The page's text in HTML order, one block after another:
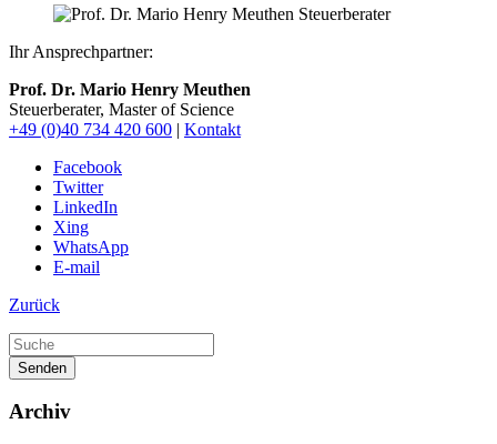
Ihr Ansprechpartner:
Prof. Dr. Mario Henry Meuthen
Steuerberater, Master of Science
+49 (0)40 734 420 600 | Kontakt
Facebook
Twitter
LinkedIn
Xing
WhatsApp
E-mail
Zurück
Senden
Archiv